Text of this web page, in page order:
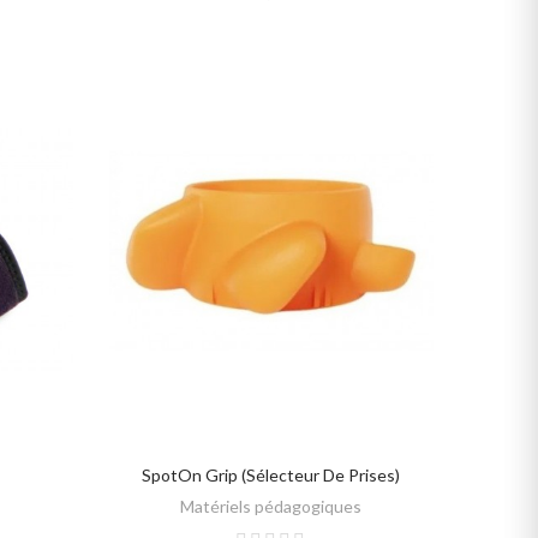
SELECT OPTIONS
SpotOn Grip (Sélecteur De Prises)
Matériels pédagogiques